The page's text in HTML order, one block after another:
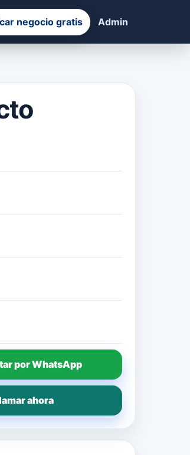
negocio gratis Admin
por WhatsApp
ahora